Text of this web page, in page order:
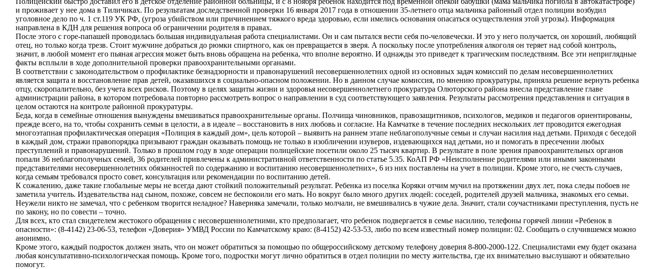
и проживает у нее дома в Тиличиках. По результатам доследственной проверки 16 января 2017 года в отношении 35-летнего отца мальчика районный отдел полиции возбудил
уголовное дело по ч. 1 ст.119 УК РФ, (угроза убийством или причинением тяжкого вреда здоровью, если имелись основания опасаться осуществления этой угрозы). Информация
направлена в КДН для решения вопроса об ограничении родителя в правах.
После этого с горе-папашей проводилась большая индивидуальная работа специалистами. Он и сам пытался вести себя по-человечески. И это у него получается, он хороший, любящий
отец, но только когда трезв. Стоит мужчине добраться до рюмки спиртного, как он превращается в зверя. А поскольку после употребления алкоголя он теряет над собой контроль,
значит, в любой момент его пьяная агрессия может быть вновь обращена на ребенка, что вполне вероятно. И однажды это приведет к трагическим последствиям. Все эти неприглядные
факты всплыли в ходе дополнительной проверки правоохранительными органами.
В соответствии с законодательством о профилактике безнадзорности и правонарушений несовершеннолетних одной из основных задач комиссий по делам несовершеннолетних
является защита и восстановление прав детей, оказавшихся в социально-опасном положении. Но в данном случае комиссия, по мнению прокуратуры, приняла решение вернуть ребенка
отцу, скоропалительно, без учета всех рисков. Поэтому в целях защиты жизни и здоровья несовершеннолетнего прокуратура Олюторского района внесла представление главе
администрации района, в котором потребовала повторно рассмотреть вопрос о направлении в суд соответствующего заявления. Результаты рассмотрения представления и ситуация в
целом остаются на контроле районной прокуратуры.
Беда, когда в семейные отношения вынуждены вмешиваться правоохранительные органы. Полчища чиновников, правозащитников, психологов, медиков и педагогов ориентированы,
прежде всего, на то, чтобы сохранить семьи в целости, а в идеале – восстановить в них любовь и согласие. На Камчатке в течение последних нескольких лет проводится ежегодная
многоэтапная профилактическая операция «Полиция в каждый дом», цель которой – выявить на раннем этапе неблагополучные семьи и случаи насилия над детьми. Приходя с беседой
в каждый дом, стражи правопорядка призывают граждан оказывать помощь не только в изобличении изуверов, издевающихся над детьми, но и помогать в пресечении любых
преступлений и правонарушений. Только в прошлом году в ходе операции полицейские посетили около 25 тысяч квартир. В результате в поле зрения правоохранительных органов
попали 36 неблагополучных семей, 36 родителей привлечены к административной ответственности по статье 5.35. КоАП РФ «Неисполнение родителями или иными законными
представителями несовершеннолетних обязанностей по содержанию и воспитанию несовершеннолетних», 6 из них поставлены на учет в полиции. Кроме этого, не счесть случаев,
когда семьям требовался просто совет, консультация или рекомендации по воспитанию детей.
К сожалению, даже такие глобальные меры не всегда дают стойкий положительный результат. Ребенка из поселка Коряки отчим мучил на протяжении двух лет, пока следы побоев не
заметила учитель. Издевательства над сыном, похоже, совсем не беспокоили его мать. Но вокруг было много других людей: соседей, родителей друзей мальчика, знакомых его семьи.
Неужели никто не замечал, что с ребенком творится неладное? Наверняка замечали, только молчали, не вмешивались в чужие дела. Значит, стали соучастниками преступления, пусть не
по закону, но по совести – точно.
Для всех, кто стал свидетелем жестокого обращения с несовершеннолетними, кто предполагает, что ребенок подвергается в семье насилию, телефоны горячей линии «Ребенок в
опасности»: (8-4142) 23-06-53, телефон «Доверия» УМВД России по Камчатскому краю: (8-4152) 42-53-53, либо по всем известный номер полиции: 02. Сообщать о случившемся можно
анонимно.
Кроме этого, каждый подросток должен знать, что он может обратиться за помощью по общероссийскому детскому телефону доверия 8-800-2000-122. Специалистами ему будет оказана
любая консультативно-психологическая помощь. Кроме того, подростки могут лично обратиться в отдел полиции по месту жительства, где их внимательно выслушают и обязательно
помогут.